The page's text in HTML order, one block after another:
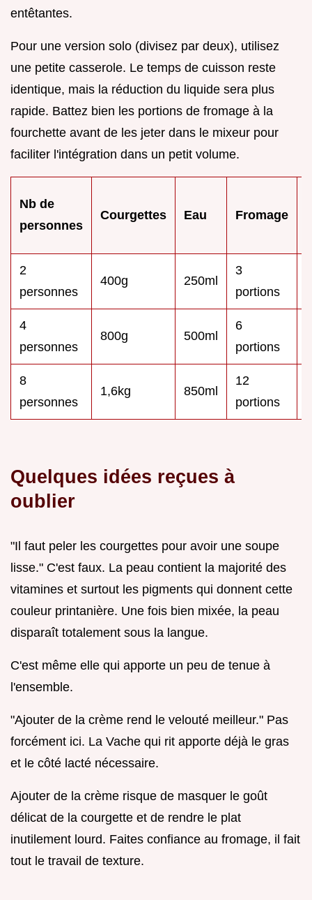
entêtantes.
Pour une version solo (divisez par deux), utilisez
une petite casserole. Le temps de cuisson reste
identique, mais la réduction du liquide sera plus
rapide. Battez bien les portions de fromage à la
fourchette avant de les jeter dans le mixeur pour
faciliter l'intégration dans un petit volume.
Nb de
personnes
Courgettes Eau Fromage
2
personnes
400g 250ml
3
portions
4
personnes
800g 500ml
6
portions
8
personnes
1,6kg 850ml
12
portions
Quelques idées reçues à
oublier
"Il faut peler les courgettes pour avoir une soupe
lisse." C'est faux. La peau contient la majorité des
vitamines et surtout les pigments qui donnent cette
couleur printanière. Une fois bien mixée, la peau
disparaît totalement sous la langue.
C'est même elle qui apporte un peu de tenue à
l'ensemble.
"Ajouter de la crème rend le velouté meilleur." Pas
forcément ici. La Vache qui rit apporte déjà le gras
et le côté lacté nécessaire.
Ajouter de la crème risque de masquer le goût
délicat de la courgette et de rendre le plat
inutilement lourd. Faites confiance au fromage, il fait
tout le travail de texture.